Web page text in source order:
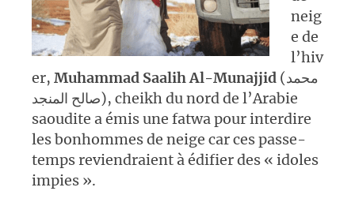
neig
e de
l’hiv
er, Muhammad Saalih Al-Munajjid (محمد
صالح المنجد), cheikh du nord de l’Arabie
saoudite a émis une fatwa pour interdire
les bonhommes de neige car ces passe-
temps reviendraient à édifier des « idoles
impies ».